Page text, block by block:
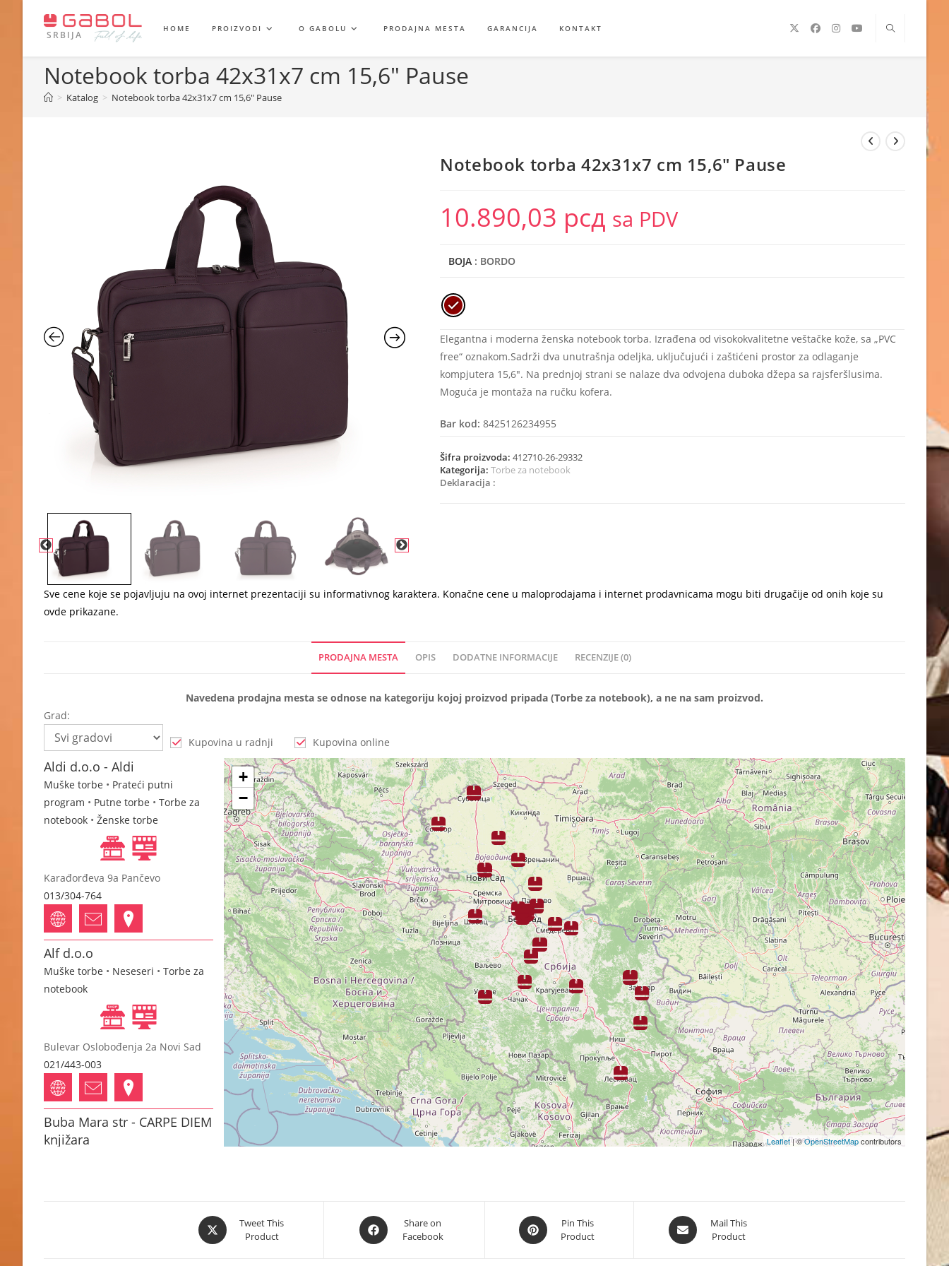
SRBIJA
HOME PROIZVODI O GABOLU PRODAJNA MESTA GARANCIJA KONTAKT
Notebook torba 42x31x7 cm 15,6″ Pause
> Katalog > Notebook torba 42x31x7 cm 15,6″ Pause
Notebook torba 42x31x7 cm 15,6″ Pause
10.890,03 рсд sa PDV
BOJA : BORDO
Elegantna i moderna ženska notebook torba. Izrađena od visokokvalitetne veštačke kože, sa „PVC
free“ oznakom.Sadrži dva unutrašnja odeljka, uključujući i zaštićeni prostor za odlaganje
kompjutera 15,6″. Na prednjoj strani se nalaze dva odvojena duboka džepa sa rajsferšlusima.
Moguća je montaža na ručku kofera.
Bar kod:8425126234955
Šifra proizvoda:412710-26-29332
Kategorija:Torbe za notebook
Deklaracija :
Sve cene koje se pojavljuju na ovoj internet prezentaciji su informativnog karaktera. Konačne cene u maloprodajama i internet prodavnicama mogu biti drugačije od onih koje su
ovde prikazane.
PRODAJNA MESTA OPIS DODATNE INFORMACIJE RECENZIJE (0)
Navedena prodajna mesta se odnose na kategoriju kojoj proizvod pripada (Torbe za notebook), a ne na sam proizvod.
Grad:
Kupovina u radnji
Kupovina online
Aldi d.o.o - Aldi
Muške torbe • Prateći putni
program • Putne torbe • Torbe za
notebook • Ženske torbe
Karađorđeva 9a Pančevo
013/304-764
Alf d.o.o
Muške torbe • Neseseri • Torbe za
notebook
Bulevar Oslobođenja 2a Novi Sad
021/443-003
Buba Mara str - CARPE DIEM
knjižara
+
−
Leaflet| ©OpenStreetMapcontributors
Opens
in
Tweet This
Product
Opens
in
Share on
Facebook
Opens
in
Pin This
Product
Opens
in
Mail This
Product